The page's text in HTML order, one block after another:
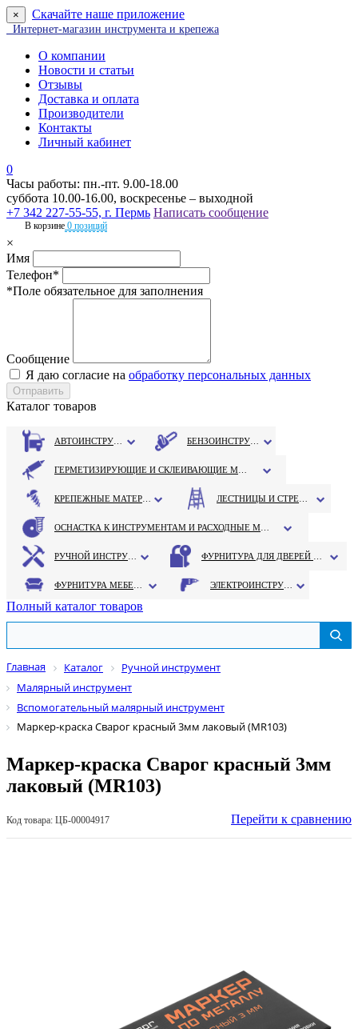
× Скачайте наше приложение
Интернет-магазин инструмента и крепежа
О компании
Новости и статьи
Отзывы
Доставка и оплата
Производители
Контакты
Личный кабинет
0
Часы работы: пн.-пт. 9.00-18.00
суббота 10.00-16.00, воскресенье – выходной
+7 342 227-55-55, г. Пермь Написать сообщение
В корзине 0 позиций
×
Имя
Телефон*
*Поле обязательное для заполнения
Сообщение
Я даю согласие на обработку персональных данных
Каталог товаров
Полный каталог товаров
Главная Каталог
Ручной инструмент
Малярный инструмент
Вспомогательный малярный инструмент
Маркер-краска Сварог красный 3мм лаковый (MR103)
Маркер-краска Сварог красный 3мм
лаковый (MR103)
Код товара: ЦБ-00004917 Перейти к сравнению